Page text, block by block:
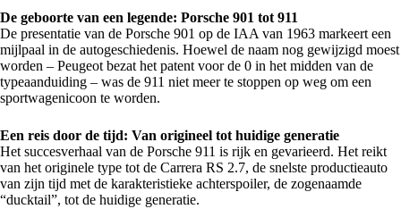
De geboorte van een legende: Porsche 901 tot 911
De presentatie van de Porsche 901 op de IAA van 1963 markeert een
mijlpaal in de autogeschiedenis. Hoewel de naam nog gewijzigd moest
worden – Peugeot bezat het patent voor de 0 in het midden van de
typeaanduiding – was de 911 niet meer te stoppen op weg om een
sportwagenicoon te worden.
Een reis door de tijd: Van origineel tot huidige generatie
Het succesverhaal van de Porsche 911 is rijk en gevarieerd. Het reikt
van het originele type tot de Carrera RS 2.7, de snelste productieauto
van zijn tijd met de karakteristieke achterspoiler, de zogenaamde
“ducktail”, tot de huidige generatie.